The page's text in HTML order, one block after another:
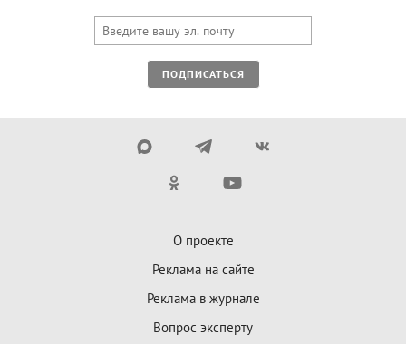
ПОДПИСАТЬСЯ
О проекте
Реклама на сайте
Реклама в журнале
Вопрос эксперту